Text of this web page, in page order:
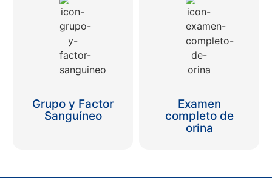
Grupo y Factor
Sanguíneo
Examen
completo de
orina